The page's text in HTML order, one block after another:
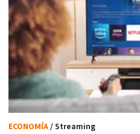
ECONOMÍA/ Streaming